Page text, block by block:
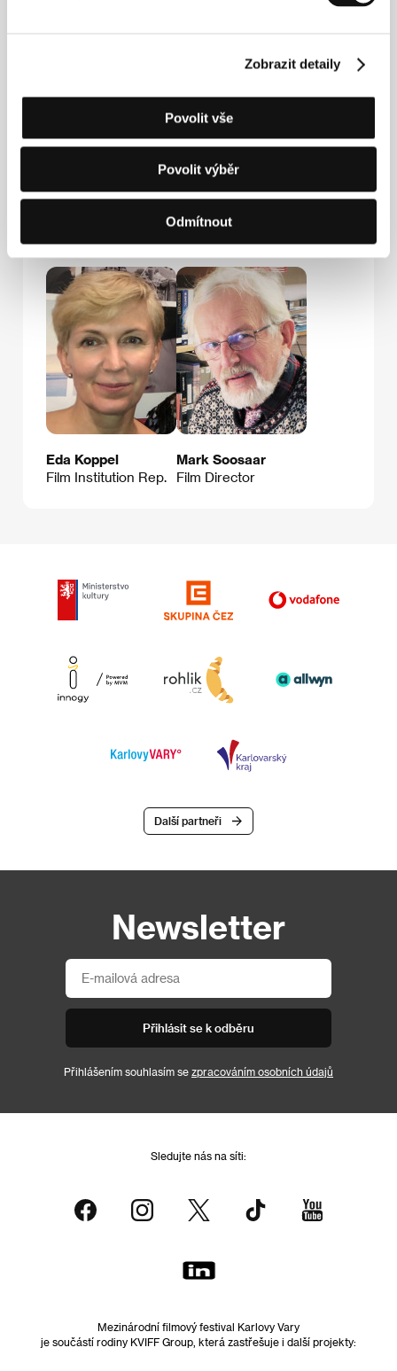
Zobrazit detaily
Povolit vše
Povolit výběr
Odmítnout
Uus 3, 10111, Tallinn
Fax: +372 627 6061
film@filmi.ee
Hosté
Eda Koppel
Film Institution Rep.
Mark Soosaar
Film Director
Další partneři
Newsletter
Přihlásit se k odběru
Přihlášením souhlasím se zpracováním osobních údajů
Sledujte nás na síti:
Mezinárodní filmový festival Karlovy Vary
je součástí rodiny KVIFF Group, která zastřešuje i další projekty: